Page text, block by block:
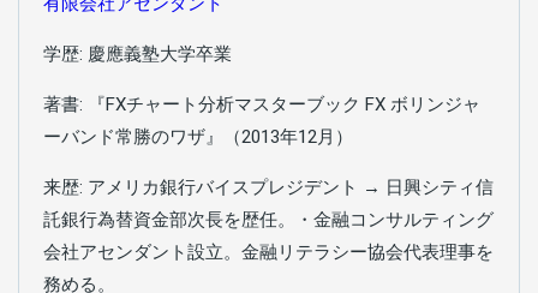
学歴: 慶應義塾大学卒業
著書: 『FXチャート分析マスターブック FX ボリンジャ
ーバンド常勝のワザ』（2013年12月）
来歴: アメリカ銀行バイスプレジデント → 日興シティ信
託銀行為替資金部次長を歴任。・金融コンサルティング
会社アセンダント設立。金融リテラシー協会代表理事を
務める。